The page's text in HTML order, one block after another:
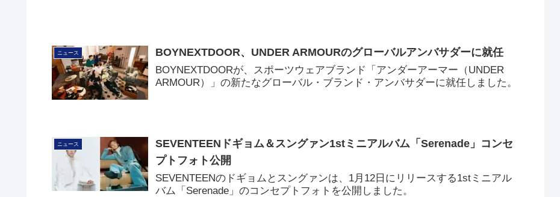
ニュース BOYNEXTDOOR、UNDER ARMOURのグローバルアンバサダーに就任
BOYNEXTDOORが、スポーツウェアブランド「アンダーアーマー（UNDER
ARMOUR）」の新たなグローバル・ブランド・アンバサダーに就任しました。
ニュース
SEVENTEENドギョム＆スングァン1stミニアルバム「Serenade」コンセ
プトフォト公開
SEVENTEENのドギョムとスングァンは、1月12日にリリースする1stミニアル
バム「Serenade」のコンセプトフォトを公開しました。